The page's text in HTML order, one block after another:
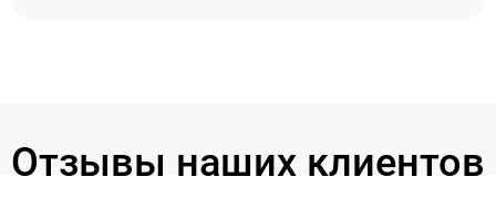
Отзывы наших клиентов